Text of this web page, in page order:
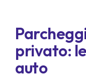
privato:
auto